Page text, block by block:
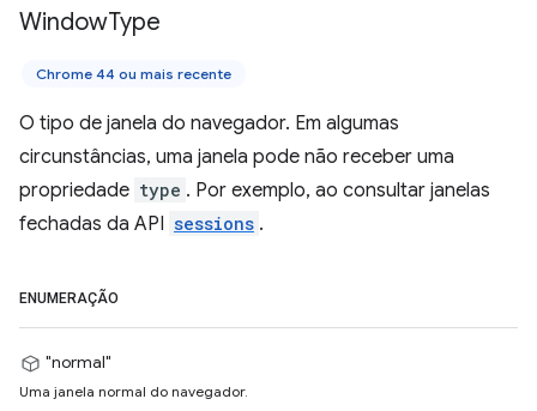
WindowType
Chrome 44 ou mais recente
O tipo de janela do navegador. Em algumas
circunstâncias, uma janela pode não receber uma
propriedade type . Por exemplo, ao consultar janelas
fechadas da API sessions .
ENUMERAÇÃO
"normal"
Uma janela normal do navegador.